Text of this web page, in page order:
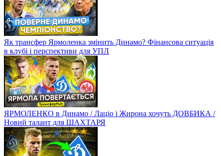
Як трансфер Ярмоленка змінить Динамо? Фінансова ситуація
в клубі і перспективи для УПЛ
ЯРМОЛЕНКО в Динамо / Лаціо і Жирона хочуть ДОВБИКА /
Новий талант для ШАХТАРЯ